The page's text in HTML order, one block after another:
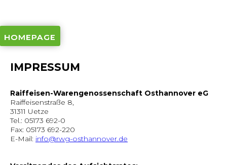
HOMEPAGE
HOMEPAGE
IMPRESSUM
Raiffeisen-Warengenossenschaft Osthannover eG
Raiffeisenstraße 8,
31311 Uetze
Tel.: 05173 692-0
Fax: 05173 692-220
E-Mail: info@rwg-osthannover.de